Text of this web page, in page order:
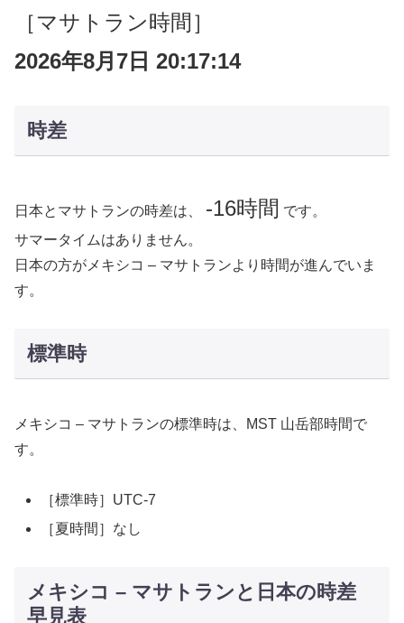
［マサトラン時間］
2026年8月7日 20:17:15
時差
日本とマサトランの時差は、 -16時間 です。
サマータイムはありません。
日本の方がメキシコ – マサトランより時間が進んでいま
す。
標準時
メキシコ – マサトランの標準時は、MST 山岳部時間で
す。
［標準時］UTC-7
［夏時間］なし
メキシコ – マサトランと日本の時差
早見表